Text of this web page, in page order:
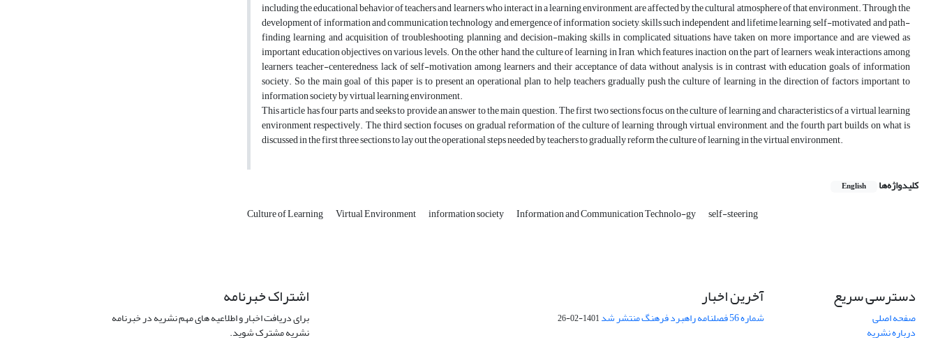
including the educational behavior of teachers and learners who interact in a learning environment, are affected by the cultural atmosphere of that environment. Through the
development of information and communication technology and emergence of information society, skills such independent and lifetime learning, self-motivated and path-
finding learning, and acquisition of troubleshooting, planning and decision-making skills in complicated situations have taken on more importance and are viewed as
important education objectives on various levels. On the other hand, the culture of learning in Iran, which features inaction on the part of learners, weak interactions among
learners, teacher-centeredness, lack of self-motivation among learners and their acceptance of data without analysis, is in contrast with education goals of information
society. So the main goal of this paper is to present an operational plan to help teachers gradually push the culture of learning in the direction of factors important to
information society by virtual learning environment.
This article has four parts and seeks to provide an answer to the main question. The first two sections focus on the culture of learning and characteristics of a virtual learning
environment respectively. The third section focuses on gradual reformation of the culture of learning through virtual environment, and the fourth part builds on what is
discussed in the first three sections to lay out the operational steps needed by teachers to gradually reform the culture of learning in the virtual environment.
کلیدواژه‌ها English
Culture of Learning Virtual Environment information society Information and Communication Technolo-gy self-steering
دسترسی سریع
صفحه اصلی
درباره نشریه
آخرین اخبار
شماره 56 فصلنامه راهبرد فرهنگ منتشر شد 1401-02-26
اشتراک خبرنامه
برای دریافت اخبار و اطلاعیه های مهم نشریه در خبرنامه
نشریه مشترک شوید.